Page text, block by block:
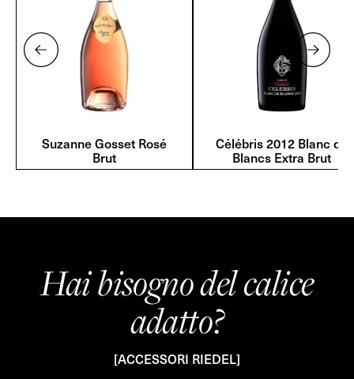
Suzanne Gosset Rosé
Brut
Célébris 2012 Blanc de
Blancs Extra Brut
Hai bisogno del calice
adatto?
[ACCESSORI RIEDEL]